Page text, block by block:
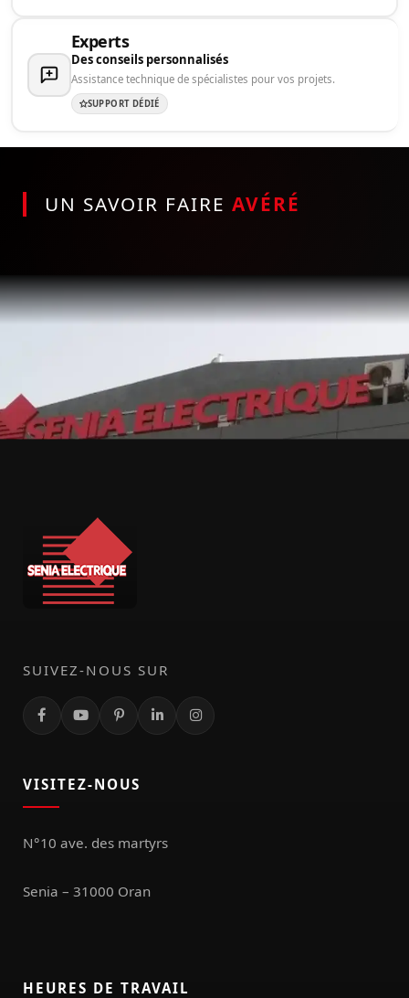
Experts
Des conseils personnalisés
Assistance technique de spécialistes pour vos projets.
SUPPORT DÉDIÉ
UN SAVOIR FAIRE AVÉRÉ
SUIVEZ-NOUS SUR
VISITEZ-NOUS
N°10 ave. des martyrs
Senia – 31000 Oran
HEURES DE TRAVAIL